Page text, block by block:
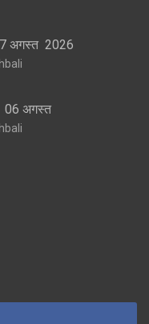
अगस्त 2026
06 अगस्त